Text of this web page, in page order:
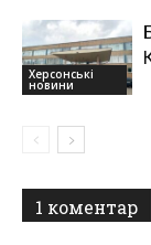
Херсонські
новини
1 коментар